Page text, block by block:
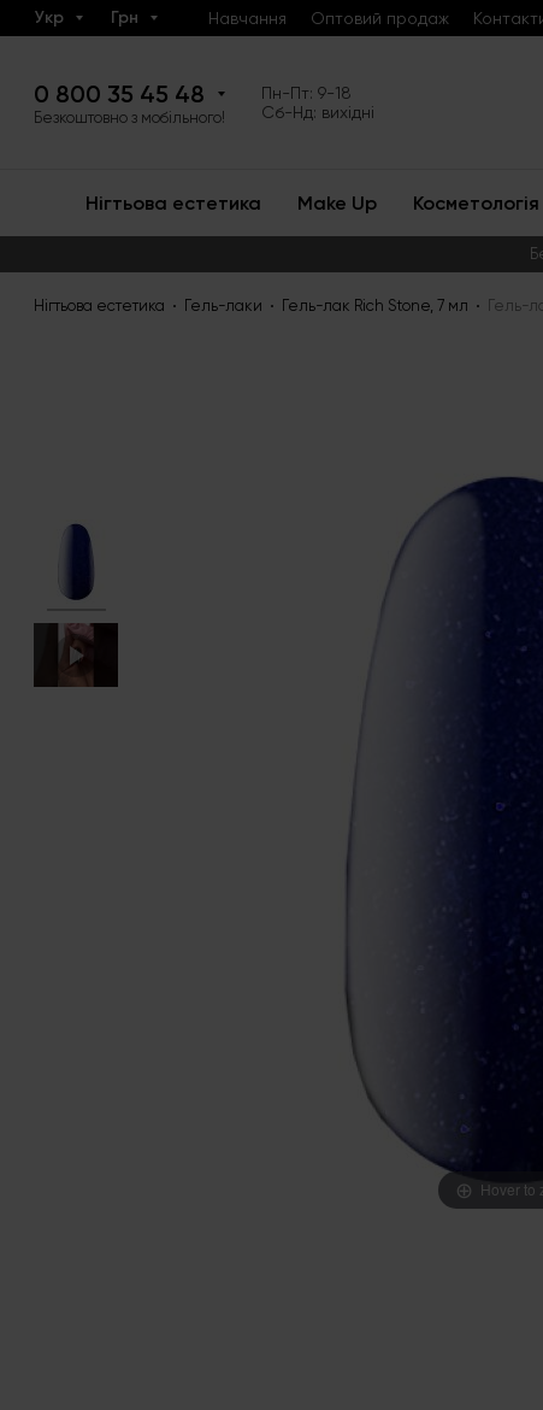
Укр Грн Навчання Оптовий продаж
0 800 35 45 48
Безкоштовно з мобільного!
Пн-Пт: 9-18
Сб-Нд: вихідні
Нігтьова естетика Make Up Косметологія
Нігтьова естетика Гель-лаки Гель-лак Rich Stone, 7 мл Гель-
Hover to